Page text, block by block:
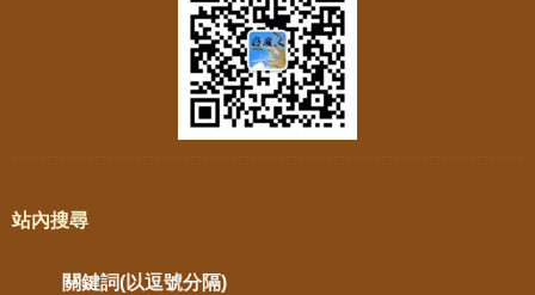
站內搜尋
關鍵詞(以逗號分隔)